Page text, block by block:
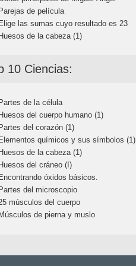
de película
las sumas cuyo resultado es 23
de la cabeza (1)
10 Ciencias:
de la célula
del cuerpo humano (1)
del corazón (1)
químicos y sus símbolos (1)
de la cabeza (1)
del cráneo (I)
óxidos básicos.
del microscopio
músculos del cuerpo
de pierna y muslo